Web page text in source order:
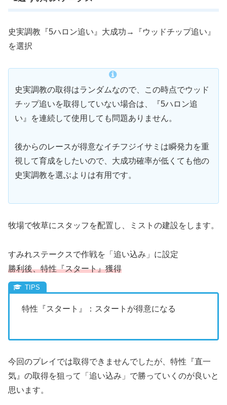
史実調教『5ハロン追い』大成功→『ウッドチップ追い』
を選択
史実調教の取得はランダムなので、この時点でウッド
チップ追いを取得していない場合は、『5ハロン追
い』を連続して使用しても問題ありません。
後からのレースが得意なイチフジイサミは瞬発力を重
視して育成をしたいので、大成功確率が低くても他の
史実調教を選ぶよりは有用です。
牧場で牧草にスタッフを配置し、ミストの建設をします。
すみれステークスで作戦を「追い込み」に設定
勝利後、特性『スタート』獲得
特性『スタート』：スタートが得意になる
今回のプレイでは取得できませんでしたが、特性『直一
気』の取得を狙って「追い込み」で勝っていくのが良いと
思います。